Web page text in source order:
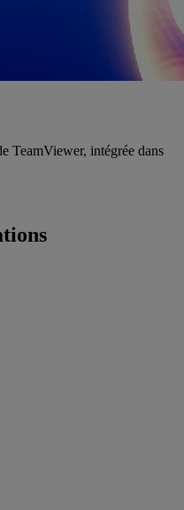
TeamViewer, intégrée dans